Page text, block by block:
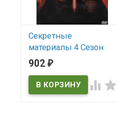
Секретные
материалы 4 Сезон
(24 серии) (4DVD) (The
902 ₽
 